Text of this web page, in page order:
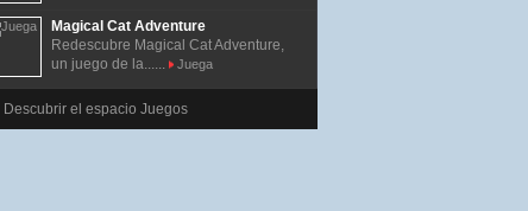
Magical Cat Adventure
Redescubre Magical Cat Adventure,
un juego de la......
Juega
Descubrir el espacio Juegos